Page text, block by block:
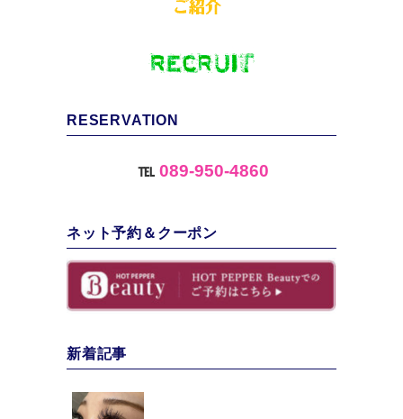
RESERVATION
℡ 089-950-4860
ネット予約＆クーポン
新着記事